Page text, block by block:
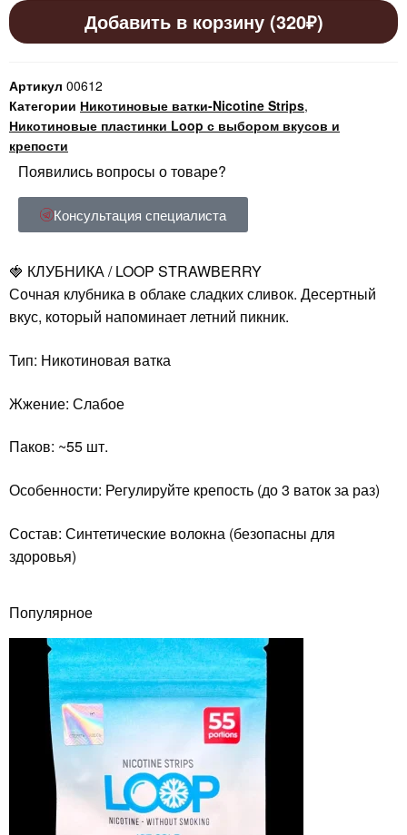
Добавить в корзину (320₽)
Артикул 00612
Категории Никотиновые ватки-Nicotine Strips,
Никотиновые пластинки Loop с выбором вкусов и
крепости
Появились вопросы о товаре?
Консультация специалиста
🍓 КЛУБНИКА / LOOP STRAWBERRY
Сочная клубника в облаке сладких сливок. Десертный
вкус, который напоминает летний пикник.
Тип: Никотиновая ватка
Жжение: Слабое
Паков: ~55 шт.
Особенности: Регулируйте крепость (до 3 ваток за раз)
Состав: Синтетические волокна (безопасны для
здоровья)
Популярное